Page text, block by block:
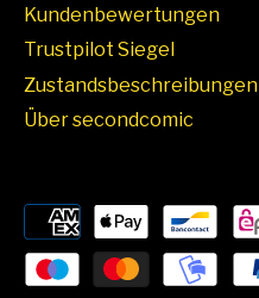
Kundenbewertungen
Trustpilot Siegel
Zustandsbeschreibungen
Über secondcomic